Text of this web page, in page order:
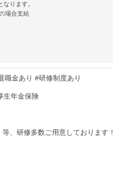
ります。
場合支給
職金あり #研修制度あり
生年金保険
、研修多数ご用意しております！